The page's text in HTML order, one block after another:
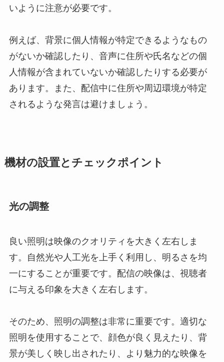
いように注意が必要です。
例えば、背景に個人情報が特定できるようなもの
がないか確認したり、音声に住所や氏名などの個
人情報が含まれていないか確認したりする必要が
あります。また、配信中に住所や周辺環境が特定
されるような発言は避けましょう。
機材の設置とチェックポイント
光の調整
良い照明は映像のクオリティを大きく左右しま
す。自然光や人工光を上手く利用し、明るさを均
一にすることが重要です。配信の映像は、視聴者
に与える印象を大きく左右します。
そのため、照明の調整は非常に重要です。適切な
照明を使用することで、顔色が良く見えたり、背
景が美しく映し出されたり、より魅力的な映像を